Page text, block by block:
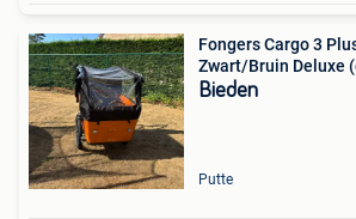
Fongers Cargo 3
Zwart/Bruin Deluxe
Bieden
Putte